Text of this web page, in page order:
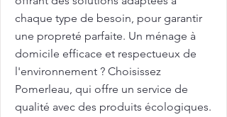
chaque type de besoin, pour garantir
une propreté parfaite. Un ménage à
domicile efficace et respectueux de
l'environnement ? Choisissez
Pomerleau, qui offre un service de
qualité avec des produits écologiques.